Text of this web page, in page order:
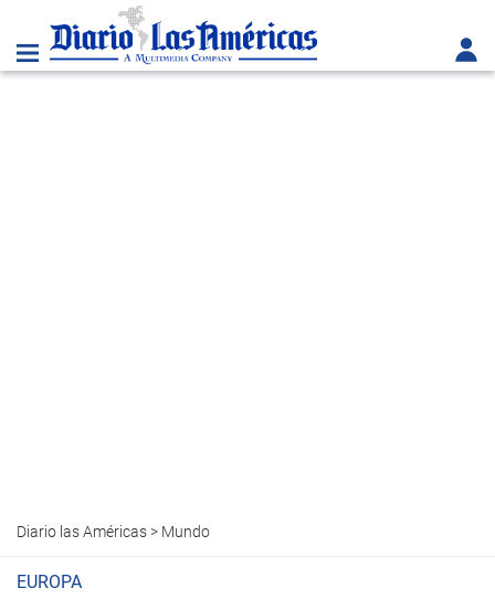
Diario las Américas> Mundo
EUROPA